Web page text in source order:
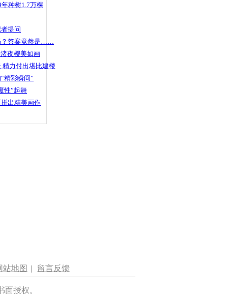
种树1.7万棵
提问
？答案竟然是……
夜樱美如画
精力付出堪比建楼
精彩瞬间”
性”起舞
出精美画作
站地图 | 留言反馈
授权。